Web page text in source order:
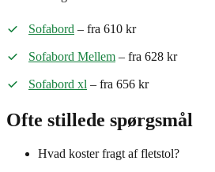
Sofabord – fra 610 kr
Sofabord Mellem – fra 628 kr
Sofabord xl – fra 656 kr
Ofte stillede spørgsmål
Hvad koster fragt af fletstol?